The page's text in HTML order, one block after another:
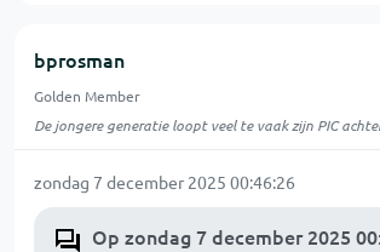
bprosman
Golden Member
De jongere generatie loopt veel te vaak zijn PIC
zondag 7 december 2025 00:46:26
Op zondag 7 december 2025